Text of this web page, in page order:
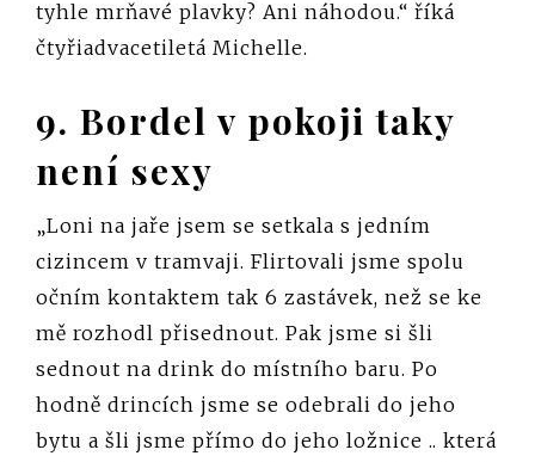
tyhle mrňavé plavky? Ani náhodou.“ říká
čtyřiadvacetiletá Michelle.
9. Bordel v pokoji taky
není sexy
„Loni na jaře jsem se setkala s jedním
cizincem v tramvaji. Flirtovali jsme spolu
očním kontaktem tak 6 zastávek, než se ke
mě rozhodl přisednout. Pak jsme si šli
sednout na drink do místního baru. Po
hodně drincích jsme se odebrali do jeho
bytu a šli jsme přímo do jeho ložnice .. která